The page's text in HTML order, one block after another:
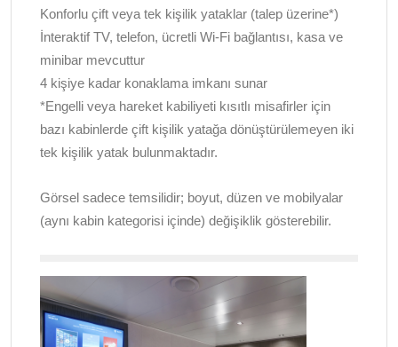
Konforlu çift veya tek kişilik yataklar (talep üzerine*)
İnteraktif TV, telefon, ücretli Wi-Fi bağlantısı, kasa ve
minibar mevcuttur
4 kişiye kadar konaklama imkanı sunar
*Engelli veya hareket kabiliyeti kısıtlı misafirler için
bazı kabinlerde çift kişilik yatağa dönüştürülemeyen iki
tek kişilik yatak bulunmaktadır.
Görsel sadece temsilidir; boyut, düzen ve mobilyalar
(aynı kabin kategorisi içinde) değişiklik gösterebilir.